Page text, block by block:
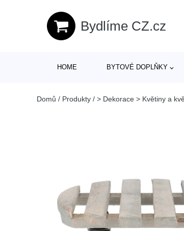
Bydlíme CZ.cz
HOME BYTOVÉ DOPLŇKY
Domů / Produkty / > Dekorace > Květiny a